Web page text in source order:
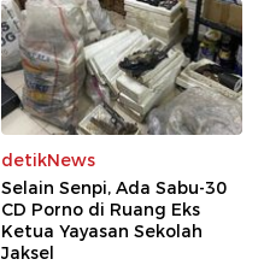
detikNews
Selain Senpi, Ada Sabu-30
CD Porno di Ruang Eks
Ketua Yayasan Sekolah
Jaksel